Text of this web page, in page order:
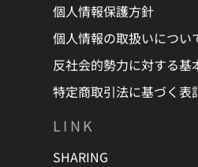
個人情報保護方針
個人情報の取扱いについ
反社会的勢力に対する基
特定商取引法に基づく表
LINK
SHARING